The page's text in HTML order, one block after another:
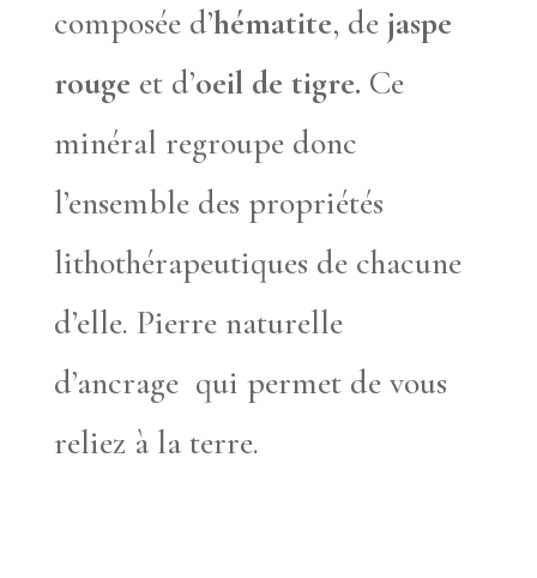
composée d’hématite, de jaspe
rouge et d’oeil de tigre. Ce
minéral regroupe donc
l’ensemble des propriétés
lithothérapeutiques de chacune
d’elle. Pierre naturelle
d’ancrage qui permet de vous
reliez à la terre.